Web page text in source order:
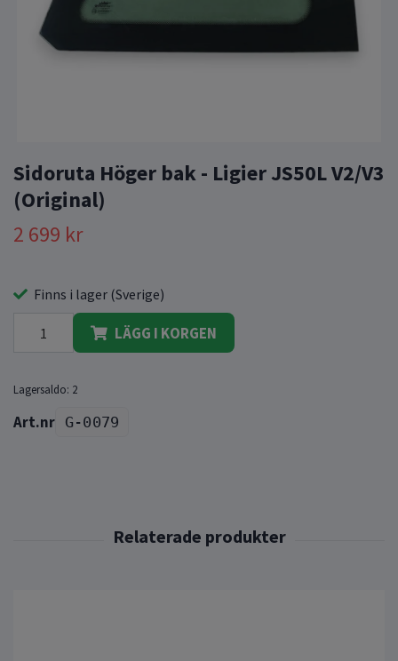
Sidoruta Höger bak - Ligier JS50L V2/V3
(Original)
2 699 kr
Finns i lager (Sverige)
LÄGG I KORGEN
Lagersaldo: 2
G-0079